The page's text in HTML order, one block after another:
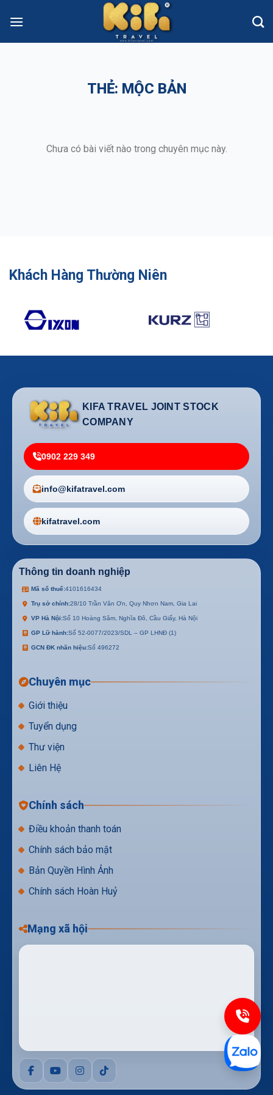
THẺ: MỘC BẢN
Chưa có bài viết nào trong chuyên mục này.
Khách Hàng Thường Niên
KIFA TRAVEL JOINT STOCK
COMPANY
0902 229 349
info@kifatravel.com
kifatravel.com
Thông tin doanh nghiệp
Mã số thuế:4101616434
Trụ sở chính:28/10 Trần Văn Ơn, Quy Nhơn Nam, Gia Lai
VP Hà Nội:Số 10 Hoàng Sâm, Nghĩa Đô, Cầu Giấy, Hà Nội
GP Lữ hành:Số 52-0077/2023/SDL – GP LHNĐ (1)
GCN ĐK nhãn hiệu:Số 496272
Chuyên mục
Giới thiệu
Tuyển dụng
Thư viện
Liên Hệ
Chính sách
Điều khoản thanh toán
Chính sách bảo mật
Bản Quyền Hình Ảnh
Chính sách Hoàn Huỷ
Mạng xã hội